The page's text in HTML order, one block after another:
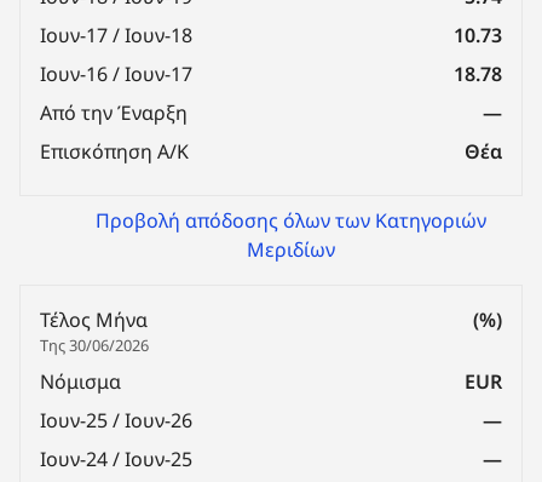
Ιουν-17 / Ιουν-18
10.73
Ιουν-16 / Ιουν-17
18.78
Από την Έναρξη
—
Επισκόπηση Α/Κ
Θέα
Προβολή απόδοσης όλων των Κατηγοριών
Μεριδίων
Τέλος Μήνα
Της 30/06/2026
(%)
Νόμισμα
EUR
Ιουν-25 / Ιουν-26
—
Ιουν-24 / Ιουν-25
—